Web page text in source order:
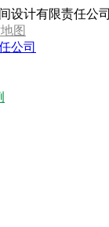
设计有限责任公司
图